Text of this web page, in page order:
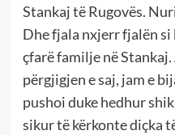
Stankaj të Rugovës.
Dhe fjala nxjerr fjalën si
çfarë familje në
përgjigjen e saj, jam e
pushoi duke hedhur
sikur të kërkonte diçka